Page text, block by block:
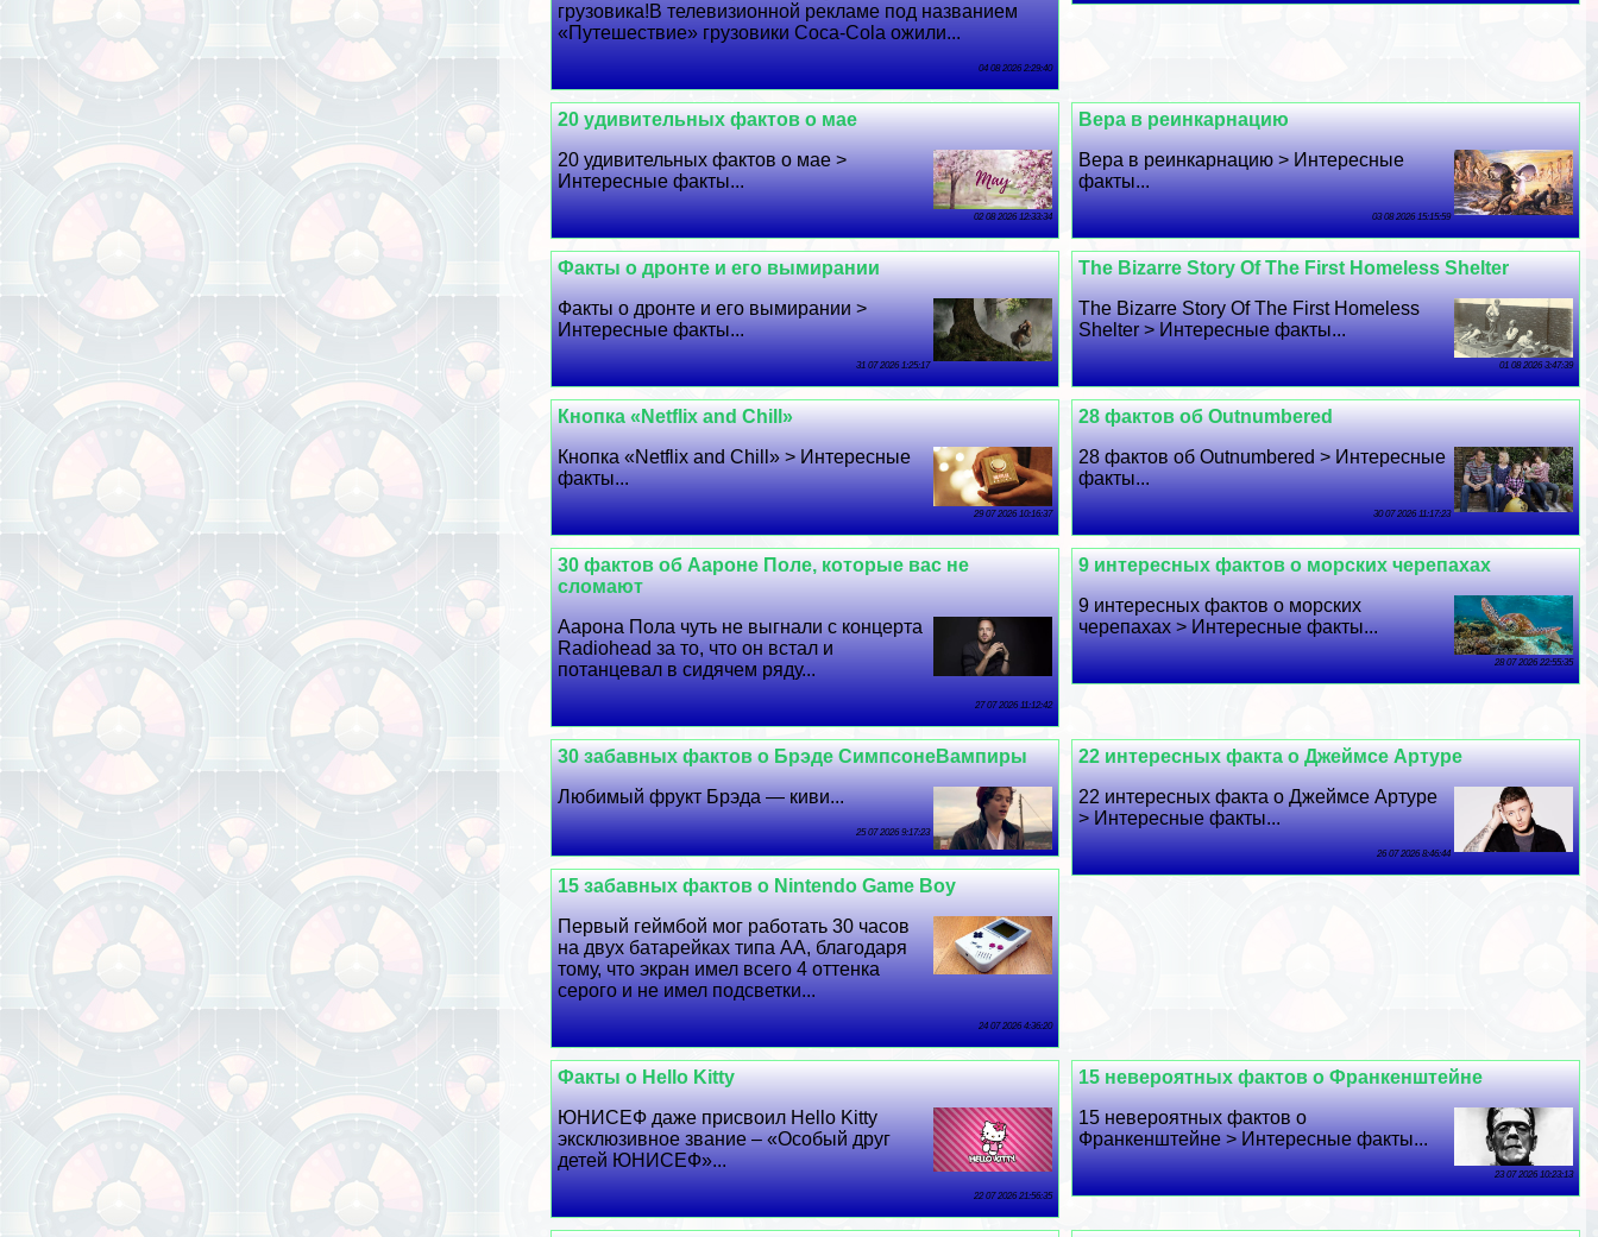
грузовика!В телевизионной рекламе под названием
«Путешествие» грузовики Coca-Cola ожили...
04 08 2026 2:29:40
Вера в реинкарнацию
Вера в реинкарнацию > Интересные
факты...
03 08 2026 15:15:59
20 удивительных фактов о мае
20 удивительных фактов о мае >
Интересные факты...
02 08 2026 12:33:34
The Bizarre Story Of The First Homeless Shelter
The Bizarre Story Of The First Homeless
Shelter > Интересные факты...
01 08 2026 3:47:39
Факты о дронте и его вымирании
Факты о дронте и его вымирании >
Интересные факты...
31 07 2026 1:25:17
28 фактов об Outnumbered
28 фактов об Outnumbered > Интересные
факты...
30 07 2026 11:17:23
Кнопка «Netflix and Chill»
Кнопка «Netflix and Chill» > Интересные
факты...
29 07 2026 10:16:37
9 интересных фактов о морских черепахах
9 интересных фактов о морских
черепахах > Интересные факты...
28 07 2026 22:55:35
30 фактов об Аароне Поле, которые вас не
сломают
Аарона Пола чуть не выгнали с концерта
Radiohead за то, что он встал и
потанцевал в сидячем ряду...
27 07 2026 11:12:42
22 интересных факта о Джеймсе Артуре
22 интересных факта о Джеймсе Артуре
> Интересные факты...
26 07 2026 8:46:44
30 забавных фактов о Брэде СимпсонеВампиры
Любимый фрукт Брэда — киви...
25 07 2026 9:17:23
15 забавных фактов о Nintendo Game Boy
Первый гeймбой мог работать 30 часов
на двух батарейках типа АА, благодаря
тому, что экран имел всего 4 оттенка
серого и не имел подсветки...
24 07 2026 4:36:20
15 невероятных фактов о Франкенштейне
15 невероятных фактов о
Франкенштейне > Интересные факты...
23 07 2026 10:23:13
Факты о Hello Kitty
ЮНИСЕФ даже присвоил Hello Kitty
эксклюзивное звание – «Особый друг
детей ЮНИСЕФ»...
22 07 2026 21:56:35